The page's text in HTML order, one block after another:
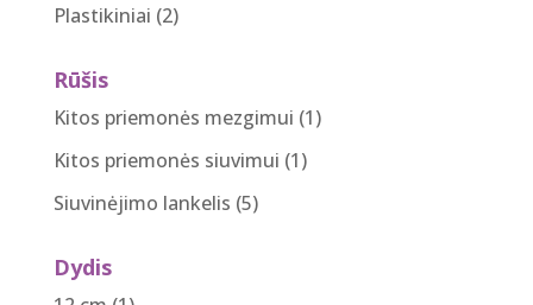
Plastikiniai (2)
Rūšis
Kitos priemonės mezgimui (1)
Kitos priemonės siuvimui (1)
Siuvinėjimo lankelis (5)
Dydis